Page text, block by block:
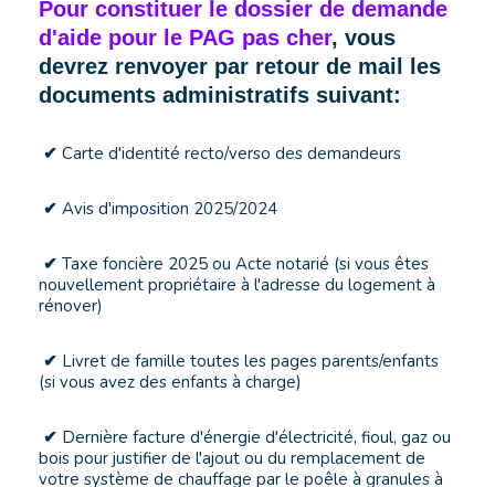
Pour constituer le dossier de demande
d'aide pour le PAG pas cher, vous
devrez renvoyer par retour de mail les
documents administratifs suivant:
✔ Carte d'identité recto/verso des demandeurs
✔ Avis d'imposition 2025/2024
✔ Taxe foncière 2025 ou Acte notarié (si vous êtes
nouvellement propriétaire à l'adresse du logement à
rénover)
✔ Livret de famille toutes les pages parents/enfants
(si vous avez des enfants à charge)
✔ Dernière facture d'énergie d'électricité, fioul, gaz ou
bois pour justifier de l'ajout ou du remplacement de
votre système de chauffage par le poêle à granules à